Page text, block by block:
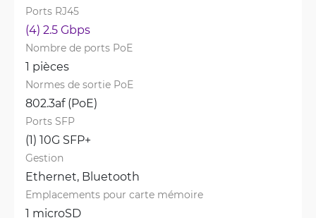
Ports RJ45
(4) 2.5 Gbps
Nombre de ports PoE
1 pièces
Normes de sortie PoE
802.3af (PoE)
Ports SFP
(1) 10G SFP+
Gestion
Ethernet, Bluetooth
Emplacements pour carte mémoire
1 microSD